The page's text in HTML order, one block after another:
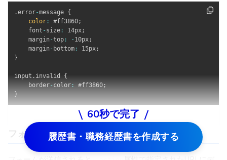
.error-message {
color : #ff3860;
    font
- size : 14px;
    margin
-top : - 10px;
    margin
- bottom : 15px;
}
input . invalid {
    border
-color: #ff3860;
}
フォーム送信とデータ処理
60秒で完了
履歴書・職務経歴書を作成する